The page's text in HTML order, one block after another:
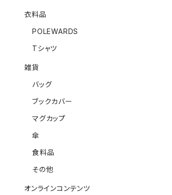
衣料品
POLEWARDS
Tシャツ
雑貨
バッグ
ブックカバー
マグカップ
傘
食料品
その他
オンラインコンテンツ